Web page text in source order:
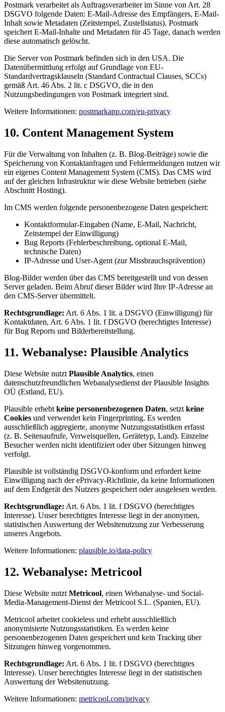
Postmark verarbeitet als Auftragsverarbeiter im Sinne von Art. 28
DSGVO folgende Daten: E-Mail-Adresse des Empfängers, E-Mail-
Inhalt sowie Metadaten (Zeitstempel, Zustellstatus). Postmark
speichert E-Mail-Inhalte und Metadaten für 45 Tage, danach werden
diese automatisch gelöscht.
Die Server von Postmark befinden sich in den USA. Die
Datenübermittlung erfolgt auf Grundlage von EU-
Standardvertragsklauseln (Standard Contractual Clauses, SCCs)
gemäß Art. 46 Abs. 2 lit. c DSGVO, die in den
Nutzungsbedingungen von Postmark integriert sind.
Weitere Informationen: postmarkapp.com/eu-privacy
10. Content Management System
Für die Verwaltung von Inhalten (z. B. Blog-Beiträge) sowie die
Speicherung von Kontaktanfragen und Fehlermeldungen nutzen wir
ein eigenes Content Management System (CMS). Das CMS wird
auf der gleichen Infrastruktur wie diese Website betrieben (siehe
Abschnitt Hosting).
Im CMS werden folgende personenbezogene Daten gespeichert:
Kontaktformular-Eingaben (Name, E-Mail, Nachricht,
Zeitstempel der Einwilligung)
Bug Reports (Fehlerbeschreibung, optional E-Mail,
technische Daten)
IP-Adresse und User-Agent (zur Missbrauchsprävention)
Blog-Bilder werden über das CMS bereitgestellt und von dessen
Server geladen. Beim Abruf dieser Bilder wird Ihre IP-Adresse an
den CMS-Server übermittelt.
Rechtsgrundlage: Art. 6 Abs. 1 lit. a DSGVO (Einwilligung) für
Kontaktdaten, Art. 6 Abs. 1 lit. f DSGVO (berechtigtes Interesse)
für Bug Reports und Bilderbereitstellung.
11. Webanalyse: Plausible Analytics
Diese Website nutzt Plausible Analytics, einen
datenschutzfreundlichen Webanalysedienst der Plausible Insights
OÜ (Estland, EU).
Plausible erhebt keine personenbezogenen Daten, setzt keine
Cookies und verwendet kein Fingerprinting. Es werden
ausschließlich aggregierte, anonyme Nutzungsstatistiken erfasst
(z. B. Seitenaufrufe, Verweisquellen, Gerätetyp, Land). Einzelne
Besucher werden nicht identifiziert oder über Sitzungen hinweg
verfolgt.
Plausible ist vollständig DSGVO-konform und erfordert keine
Einwilligung nach der ePrivacy-Richtlinie, da keine Informationen
auf dem Endgerät des Nutzers gespeichert oder ausgelesen werden.
Rechtsgrundlage: Art. 6 Abs. 1 lit. f DSGVO (berechtigtes
Interesse). Unser berechtigtes Interesse liegt in der anonymen,
statistischen Auswertung der Websitenutzung zur Verbesserung
unseres Angebots.
Weitere Informationen: plausible.io/data-policy
12. Webanalyse: Metricool
Diese Website nutzt Metricool, einen Webanalyse- und Social-
Media-Management-Dienst der Metricool S.L. (Spanien, EU).
Metricool arbeitet cookieless und erhebt ausschließlich
anonymisierte Nutzungsstatistiken. Es werden keine
personenbezogenen Daten gespeichert und kein Tracking über
Sitzungen hinweg vorgenommen.
Rechtsgrundlage: Art. 6 Abs. 1 lit. f DSGVO (berechtigtes
Interesse). Unser berechtigtes Interesse liegt in der statistischen
Auswertung der Websitenutzung.
Weitere Informationen: metricool.com/privacy